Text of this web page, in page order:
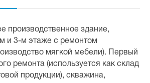
производственное здание,
и 3-м этаже с ремонтом
мягкой мебели). Первый
ремонта (используется как склад
продукции), скважина,